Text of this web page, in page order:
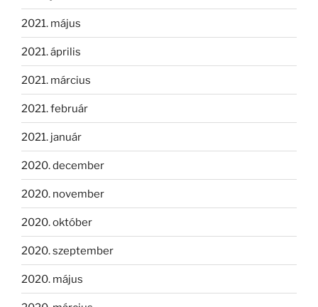
2021. május
2021. április
2021. március
2021. február
2021. január
2020. december
2020. november
2020. október
2020. szeptember
2020. május